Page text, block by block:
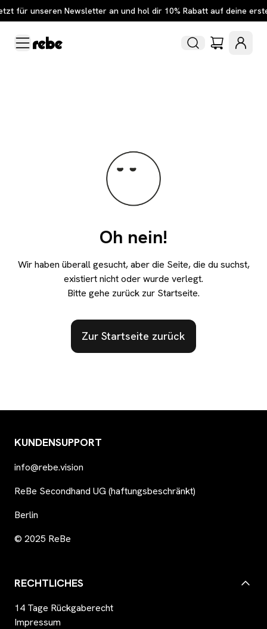
für unseren Newsletter an und hol dir 10% Rabatt auf deine
Oh nein!
Wir haben überall gesucht, aber die Seite, die du suchst,
existiert nicht oder wurde verlegt.
Bitte gehe zurück zur Startseite.
Zur Startseite zurück
KUNDENSUPPORT
info@rebe.vision
ReBe Secondhand UG (haftungsbeschränkt)
Berlin
© 2025 ReBe
RECHTLICHES
14 Tage Rückgaberecht
Impressum